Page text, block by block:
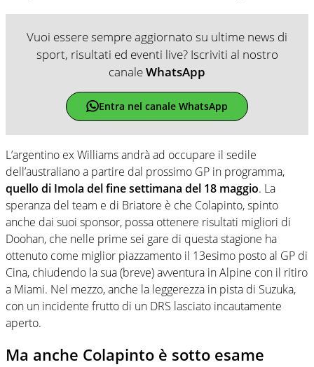
Vuoi essere sempre aggiornato su ultime news di
sport, risultati ed eventi live? Iscriviti al nostro
canaleWhatsApp
Entra nel canale WhatsApp
L’argentino ex Williams andrà ad occupare il sedile
dell’australiano a partire dal prossimo GP in programma,
quello di Imola del fine settimana del 18 maggio. La
speranza del team e di Briatore è che Colapinto, spinto
anche dai suoi sponsor, possa ottenere risultati migliori di
Doohan, che nelle prime sei gare di questa stagione ha
ottenuto come miglior piazzamento il 13esimo posto al GP di
Cina, chiudendo la sua (breve) avventura in Alpine con il ritiro
a Miami. Nel mezzo, anche la leggerezza in pista di Suzuka,
con un incidente frutto di un DRS lasciato incautamente
aperto.
Ma anche Colapinto è sotto esame